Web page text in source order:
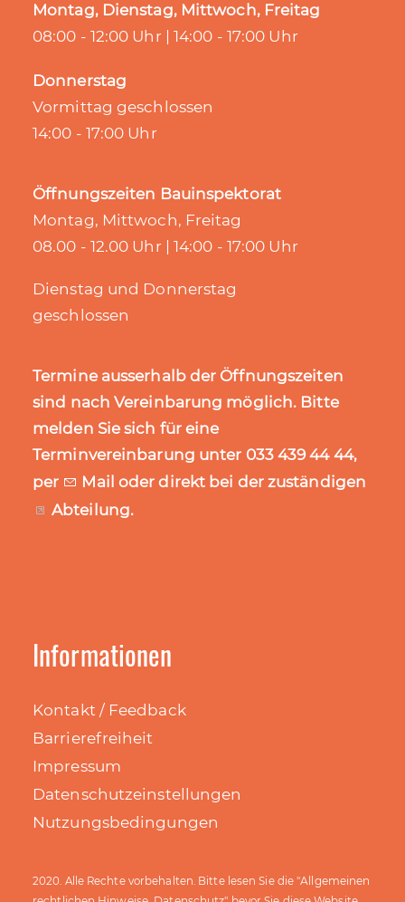
Montag, Dienstag, Mittwoch, Freitag
08:00 - 12:00 Uhr | 14:00 - 17:00 Uhr
Donnerstag
Vormittag geschlossen
14:00 - 17:00 Uhr
Öffnungszeiten Bauinspektorat
Montag, Mittwoch, Freitag
08.00 - 12.00 Uhr | 14:00 - 17:00 Uhr
Dienstag und Donnerstag
geschlossen
Termine ausserhalb der Öffnungszeiten
sind nach Vereinbarung möglich. Bitte
melden Sie sich für eine
Terminvereinbarung unter 033 439 44 44,
per
Mail oder direkt bei der zuständigen
Abteilung.
Informationen
Kontakt / Feedback
Barrierefreiheit
Impressum
Datenschutzeinstellungen
Nutzungsbedingungen
2020. Alle Rechte vorbehalten. Bitte lesen Sie die "Allgemeinen